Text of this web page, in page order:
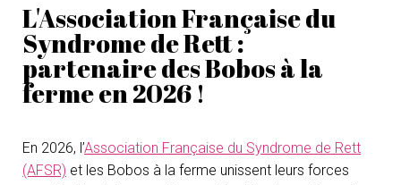
L'Association Française du
Syndrome de Rett :
partenaire des Bobos à la
ferme en 2026 !
En 2026, l’Association Française du Syndrome de Rett
(AFSR) et les Bobos à la ferme unissent leurs forces